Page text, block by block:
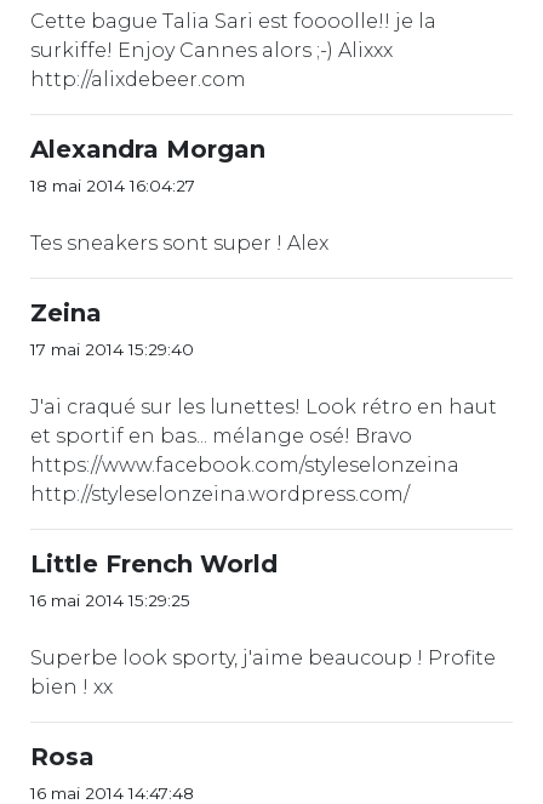
Cette bague Talia Sari est foooolle!! je la
surkiffe! Enjoy Cannes alors ;-) Alixxx
http://alixdebeer.com
Alexandra Morgan
18 mai 2014 16:04:27
Tes sneakers sont super ! Alex
Zeina
17 mai 2014 15:29:40
J'ai craqué sur les lunettes! Look rétro en haut
et sportif en bas... mélange osé! Bravo
https://www.facebook.com/styleselonzeina
http://styleselonzeina.wordpress.com/
Little French World
16 mai 2014 15:29:25
Superbe look sporty, j'aime beaucoup ! Profite
bien ! xx
Rosa
16 mai 2014 14:47:48